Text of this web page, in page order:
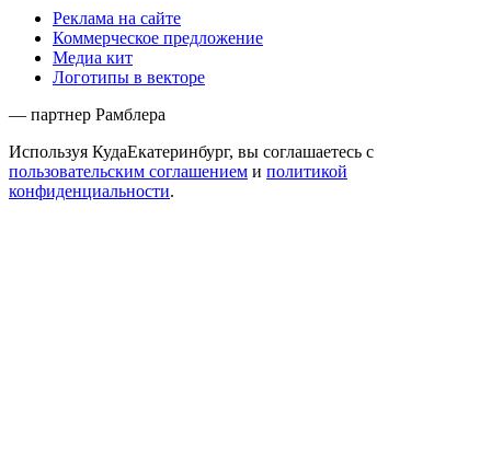
Реклама на сайте
Коммерческое предложение
Медиа кит
Логотипы в векторе
— партнер Рамблера
Используя КудаЕкатеринбург, вы соглашаетесь с
пользовательским соглашением и политикой
конфиденциальности.